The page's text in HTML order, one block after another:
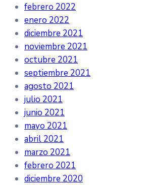
febrero 2022
enero 2022
diciembre 2021
noviembre 2021
octubre 2021
septiembre 2021
agosto 2021
julio 2021
junio 2021
mayo 2021
abril 2021
marzo 2021
febrero 2021
diciembre 2020